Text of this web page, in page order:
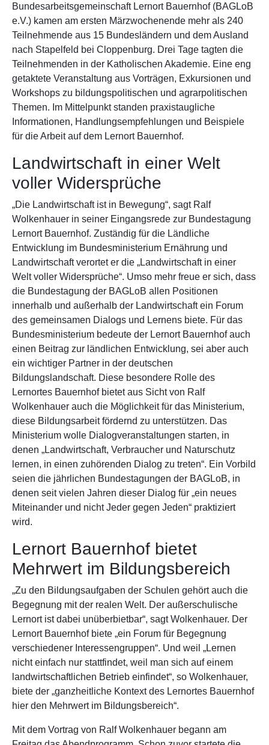
Bundesarbeitsgemeinschaft Lernort Bauernhof (BAGLoB
e.V.) kamen am ersten Märzwochenende mehr als 240
Teilnehmende aus 15 Bundesländern und dem Ausland
nach Stapelfeld bei Cloppenburg. Drei Tage tagten die
Teilnehmenden in der Katholischen Akademie. Eine eng
getaktete Veranstaltung aus Vorträgen, Exkursionen und
Workshops zu bildungspolitischen und agrarpolitischen
Themen. Im Mittelpunkt standen praxistaugliche
Informationen, Handlungsempfehlungen und Beispiele
für die Arbeit auf dem Lernort Bauernhof.
Landwirtschaft in einer Welt
voller Widersprüche
„Die Landwirtschaft ist in Bewegung“, sagt Ralf
Wolkenhauer in seiner Eingangsrede zur Bundestagung
Lernort Bauernhof. Zuständig für die Ländliche
Entwicklung im Bundesministerium Ernährung und
Landwirtschaft verortet er die „Landwirtschaft in einer
Welt voller Widersprüche“. Umso mehr freue er sich, dass
die Bundestagung der BAGLoB allen Positionen
innerhalb und außerhalb der Landwirtschaft ein Forum
des gemeinsamen Dialogs und Lernens biete. Für das
Bundesministerium bedeute der Lernort Bauernhof auch
einen Beitrag zur ländlichen Entwicklung, sei aber auch
ein wichtiger Partner in der deutschen
Bildungslandschaft. Diese besondere Rolle des
Lernortes Bauernhof bietet aus Sicht von Ralf
Wolkenhauer auch die Möglichkeit für das Ministerium,
diese Bildungsarbeit fördernd zu unterstützen. Das
Ministerium wolle Dialogveranstaltungen starten, in
denen „Landwirtschaft, Verbraucher und Naturschutz
lernen, in einen zuhörenden Dialog zu treten“. Ein Vorbild
seien die jährlichen Bundestagungen der BAGLoB, in
denen seit vielen Jahren dieser Dialog für „ein neues
Miteinander und nicht Jeder gegen Jeden“ praktiziert
wird.
Lernort Bauernhof bietet
Mehrwert im Bildungsbereich
„Zu den Bildungsaufgaben der Schulen gehört auch die
Begegnung mit der realen Welt. Der außerschulische
Lernort ist dabei unüberbietbar“, sagt Wolkenhauer. Der
Lernort Bauernhof biete „ein Forum für Begegnung
verschiedener Interessengruppen“. Und weil „Lernen
nicht einfach nur stattfindet, weil man sich auf einem
landwirtschaftlichen Betrieb einfindet“, so Wolkenhauer,
biete der „ganzheitliche Kontext des Lernortes Bauernhof
hier den Mehrwert im Bildungsbereich“.
Mit dem Vortrag von Ralf Wolkenhauer begann am